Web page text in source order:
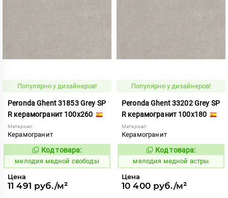
Популярно у дизайнеров!
Peronda Ghent 31853 Grey SP
R керамогранит 100x260
Материал:
Керамогранит
959960
Код товара:
мелодия медной свободы
Цена
11 491 руб./м²
Популярно у дизайнеров!
Peronda Ghent 33202 Grey SP
R керамогранит 100x180
Материал:
Керамогранит
959956
Код товара:
мелодия медной астры
Цена
10 400 руб./м²